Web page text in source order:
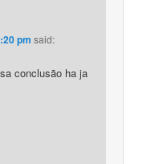
pm said:
conclusão ha ja